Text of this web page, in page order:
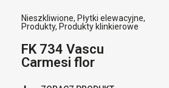
Nieszkliwione, Płytki elewacyjne,
Produkty, Produkty klinkierowe
FK 734 Vascu
Carmesi flor